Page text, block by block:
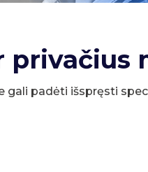
gali padėti išspręsti